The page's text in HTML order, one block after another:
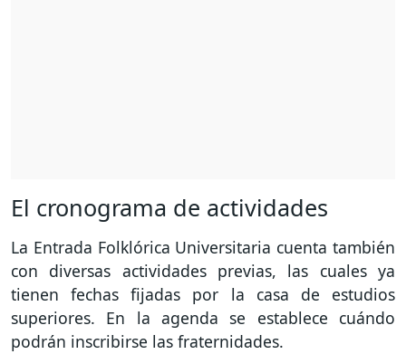
El cronograma de actividades
La Entrada Folklórica Universitaria cuenta también
con diversas actividades previas, las cuales ya
tienen fechas fijadas por la casa de estudios
superiores. En la agenda se establece cuándo
podrán inscribirse las fraternidades.